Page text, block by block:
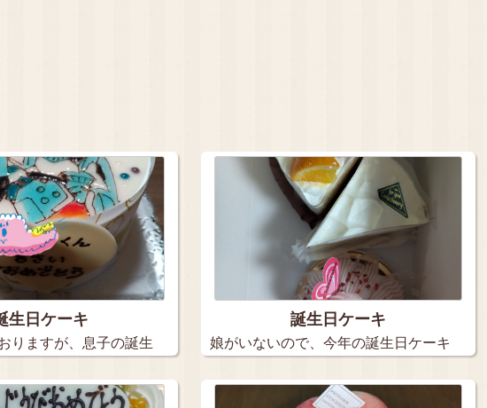
生日ケーキ
りますが、息子の誕生
誕生日ケーキ
娘がいないので、今年の誕生日ケーキ